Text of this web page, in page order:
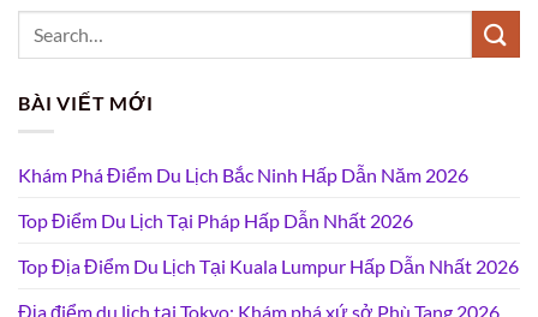
BÀI VIẾT MỚI
Khám Phá Điểm Du Lịch Bắc Ninh Hấp Dẫn Năm 2026
Top Điểm Du Lịch Tại Pháp Hấp Dẫn Nhất 2026
Top Địa Điểm Du Lịch Tại Kuala Lumpur Hấp Dẫn Nhất 2026
Địa điểm du lịch tại Tokyo: Khám phá xứ sở Phù Tang 2026